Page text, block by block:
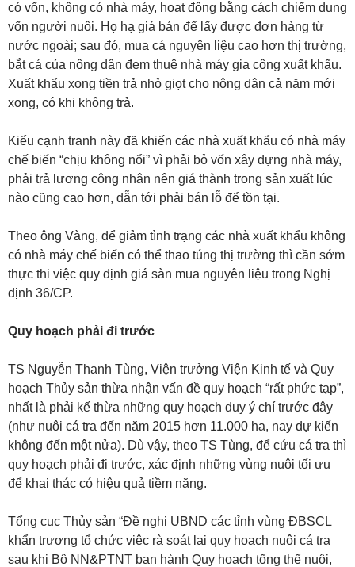
có vốn, không có nhà máy, hoạt động bằng cách chiếm dụng
vốn người nuôi. Họ hạ giá bán để lấy được đơn hàng từ
nước ngoài; sau đó, mua cá nguyên liệu cao hơn thị trường,
bắt cá của nông dân đem thuê nhà máy gia công xuất khẩu.
Xuất khẩu xong tiền trả nhỏ giọt cho nông dân cả năm mới
xong, có khi không trả.
Kiểu cạnh tranh này đã khiến các nhà xuất khẩu có nhà máy
chế biến “chịu không nổi” vì phải bỏ vốn xây dựng nhà máy,
phải trả lương công nhân nên giá thành trong sản xuất lúc
nào cũng cao hơn, dẫn tới phải bán lỗ để tồn tại.
Theo ông Vàng, để giảm tình trạng các nhà xuất khẩu không
có nhà máy chế biến có thể thao túng thị trường thì cần sớm
thực thi việc quy định giá sàn mua nguyên liệu trong Nghị
định 36/CP.
Quy hoạch phải đi trước
TS Nguyễn Thanh Tùng, Viện trưởng Viện Kinh tế và Quy
hoạch Thủy sản thừa nhận vấn đề quy hoạch “rất phức tạp”,
nhất là phải kế thừa những quy hoạch duy ý chí trước đây
(như nuôi cá tra đến năm 2015 hơn 11.000 ha, nay dự kiến
không đến một nửa). Dù vậy, theo TS Tùng, để cứu cá tra thì
quy hoạch phải đi trước, xác định những vùng nuôi tối ưu
để khai thác có hiệu quả tiềm năng.
Tổng cục Thủy sản “Đề nghị UBND các tỉnh vùng ĐBSCL
khẩn trương tổ chức việc rà soát lại quy hoạch nuôi cá tra
sau khi Bộ NN&PTNT ban hành Quy hoạch tổng thể nuôi,